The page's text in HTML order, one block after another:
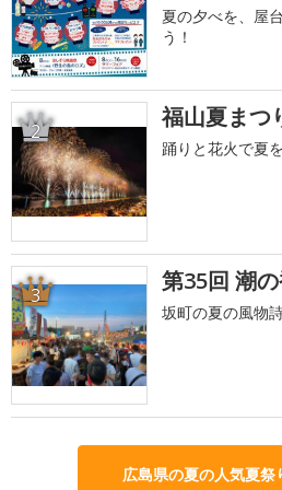
夏の夕べを、屋
う！
2 福山夏まつ
踊りと花火で夏
3 第35回 潮
坂町の夏の風物
広島県の夏の人気夏祭